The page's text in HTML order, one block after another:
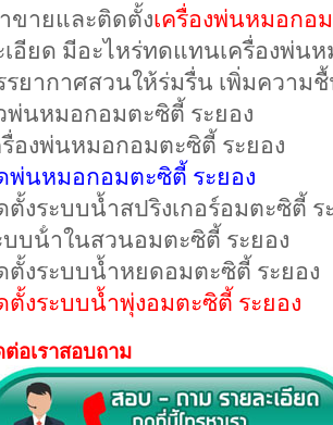
าขายและติดตั้งเครื่องพ่นหมอกอ
เอียด มีอะไหร่ทดแทนเครื่องพ่
รยากาศสวนให้ร่มรื่น เพิ่มความ
พ่นหมอกอมตะซิตี้ ระยอง
รื่องพ่นหมอกอมตะซิตี้ ระยอง
พ่นหมอกอมตะซิตี้ ระยอง
ตั้งระบบน้ำสปริงเกอร์อมตะซิตี้ ร
บบน้ําในสวนอมตะซิตี้ ระยอง
ตั้งระบบน้ำหยดอมตะซิตี้ ระยอง
ตั้งระบบน้ำพุ่งอมตะซิตี้ ระยอง
อเราสอบถาม